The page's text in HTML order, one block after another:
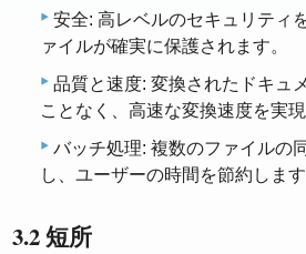
安全: 高レベルのセキュリティ
ァイルが確実に保護されます。
品質と速度: 変換されたドキュ
ことなく、高速な変換速度を実現
バッチ処理: 複数のファイルの
し、ユーザーの時間を節約します
3.2 短所